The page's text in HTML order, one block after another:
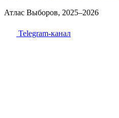
Атлас Выборов, 2025–2026
Telegram-канал